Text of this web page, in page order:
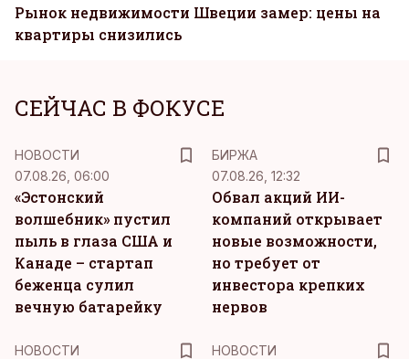
Рынок недвижимости Швеции замер: цены на
квартиры снизились
СЕЙЧАС В ФОКУСЕ
НОВОСТИ
07.08.26, 06:00
«Эстонский
волшебник» пустил
пыль в глаза США и
Канаде – стартап
беженца сулил
вечную батарейку
БИРЖА
07.08.26, 12:32
Обвал акций ИИ-
компаний открывает
новые возможности,
но требует от
инвестора крепких
нервов
НОВОСТИ
НОВОСТИ